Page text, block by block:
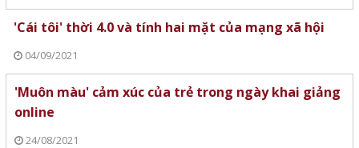
'Cái tôi' thời 4.0 và tính hai mặt của mạng xã hội
04/09/2021
'Muôn màu' cảm xúc của trẻ trong ngày khai giảng
online
24/08/2021